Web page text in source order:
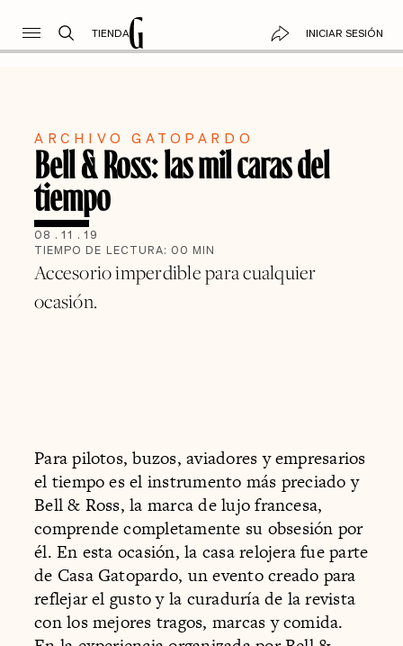
TIENDA INICIAR SESIÓN
ARCHIVO GATOPARDO
Bell & Ross: las mil caras del
tiempo
08 . 11 . 19
TIEMPO DE LECTURA: 00 MIN
Accesorio imperdible para cualquier
ocasión.
Para pilotos, buzos, aviadores y empresarios
el tiempo es el instrumento más preciado y
Bell & Ross, la marca de lujo francesa,
comprende completamente su obsesión por
él. En esta ocasión, la casa relojera fue parte
de Casa Gatopardo, un evento creado para
reflejar el gusto y la curaduría de la revista
con los mejores tragos, marcas y comida.